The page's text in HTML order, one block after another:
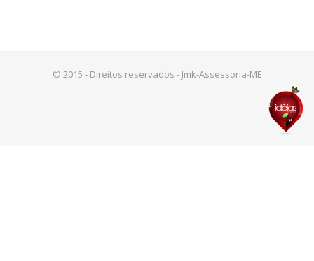
© 2015 - Direitos reservados - Jmk-Assessoria-ME